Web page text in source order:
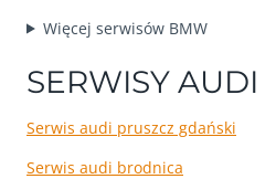
Więcej serwisów BMW
SERWISY AUDI
Serwis audi pruszcz gdański
Serwis audi brodnica